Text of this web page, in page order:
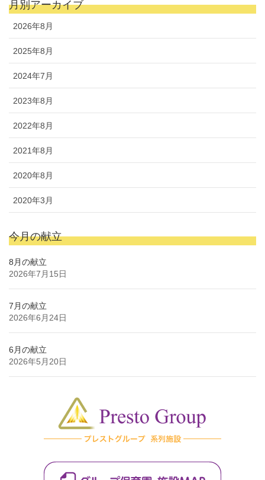
月別アーカイブ
2026年8月
2025年8月
2024年7月
2023年8月
2022年8月
2021年8月
2020年8月
2020年3月
今月の献立
8月の献立
2026年7月15日
7月の献立
2026年6月24日
6月の献立
2026年5月20日